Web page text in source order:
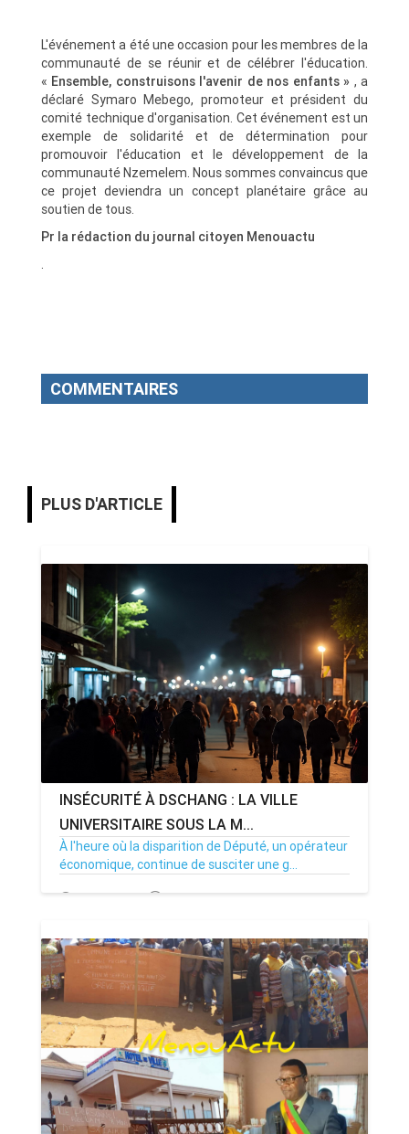
L'événement a été une occasion pour les membres de la
communauté de se réunir et de célébrer l'éducation.
« Ensemble, construisons l'avenir de nos enfants » , a
déclaré Symaro Mebego, promoteur et président du
comité technique d'organisation. Cet événement est un
exemple de solidarité et de détermination pour
promouvoir l'éducation et le développement de la
communauté Nzemelem. Nous sommes convaincus que
ce projet deviendra un concept planétaire grâce au
soutien de tous.
Pr la rédaction du journal citoyen Menouactu
.
COMMENTAIRES
PLUS D'ARTICLE
INSÉCURITÉ À DSCHANG : LA VILLE
UNIVERSITAIRE SOUS LA M...
À l'heure où la disparition de Député, un opérateur
économique, continue de susciter une g...